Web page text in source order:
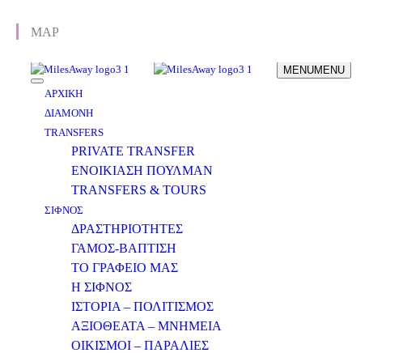
MENUMENU
ΑΡΧΙΚΗ
ΔΙΑΜΟΝΗ
TRANSFERS
PRIVATE TRANSFER
ΕΝΟΙΚΙΑΣΗ ΠΟΥΛΜΑΝ
TRANSFERS & TOURS
ΣΙΦΝΟΣ
ΔΡΑΣΤΗΡΙΟΤΗΤΕΣ
ΓΑΜΟΣ-ΒΑΠΤΙΣΗ
ΤΟ ΓΡΑΦΕΙΟ ΜΑΣ
Η ΣΙΦΝΟΣ
ΙΣΤΟΡΙΑ – ΠΟΛΙΤΙΣΜΟΣ
ΑΞΙΟΘΕΑΤΑ – ΜΝΗΜΕΙΑ
ΟΙΚΙΣΜΟΙ – ΠΑΡΑΛΙΕΣ
MAP